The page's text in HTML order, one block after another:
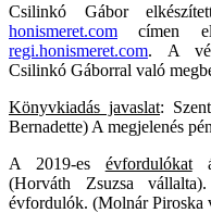
Csilinkó Gábor
honismeret.com címen
regi.honismeret.com. A
Csilinkó Gáborral való
Könyvkiadás javaslat:
Bernadette) A megjelenés
A 2019-es évfordulókat
(Horváth Zsuzsa
évfordulók. (Molnár Piroska